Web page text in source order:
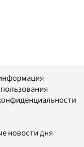
новости дня